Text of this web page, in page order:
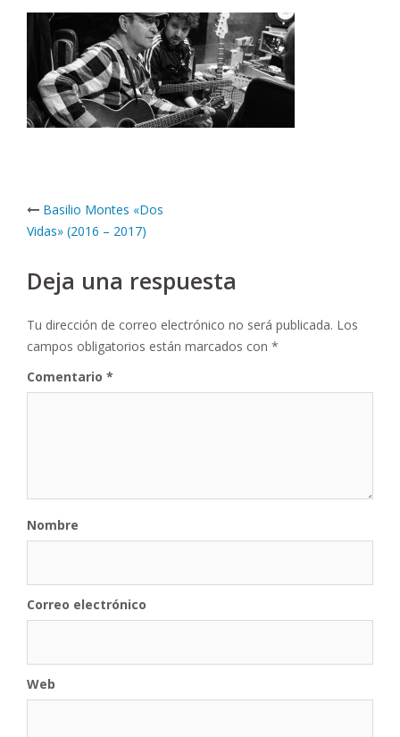
Post
navigation
Basilio Montes «Dos
Vidas» (2016 – 2017)
Deja una respuesta
Tu dirección de correo electrónico no será publicada. Los
campos obligatorios están marcados con *
Comentario *
Nombre
Correo electrónico
Web